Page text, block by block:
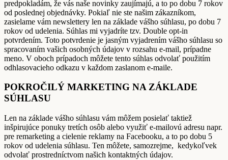
predpokladám, že vás naše novinky zaujímajú, a to po dobu 7 rokov
od poslednej objednávky. Pokiaľ nie ste našim zákazníkom,
zasielame vám newslettery len na základe vášho súhlasu, po dobu 7
rokov od udelenia. Súhlas mi vyjadríte tzv. Double opt-in
potvrdením. Toto potvrdenie je jasným vyjadrením vášho súhlasu so
spracovaním vašich osobných údajov v rozsahu e-mail, prípadne
meno. V oboch prípadoch môžete tento súhlas odvolať použitím
odhlasovacieho odkazu v každom zaslanom e-maile.
POKROČILÝ MARKETING NA ZÁKLADE
SÚHLASU
Len na základe vášho súhlasu vám môžem posielať taktiež
inšpirujúce ponuky tretích osôb alebo využiť e-mailovú adresu napr.
pre remarketing a cielenie reklamy na Facebooku, a to po dobu 5
rokov od udelenia súhlasu. Ten môžete, samozrejme, kedykoľvek
odvolať prostredníctvom našich kontaktných údajov.